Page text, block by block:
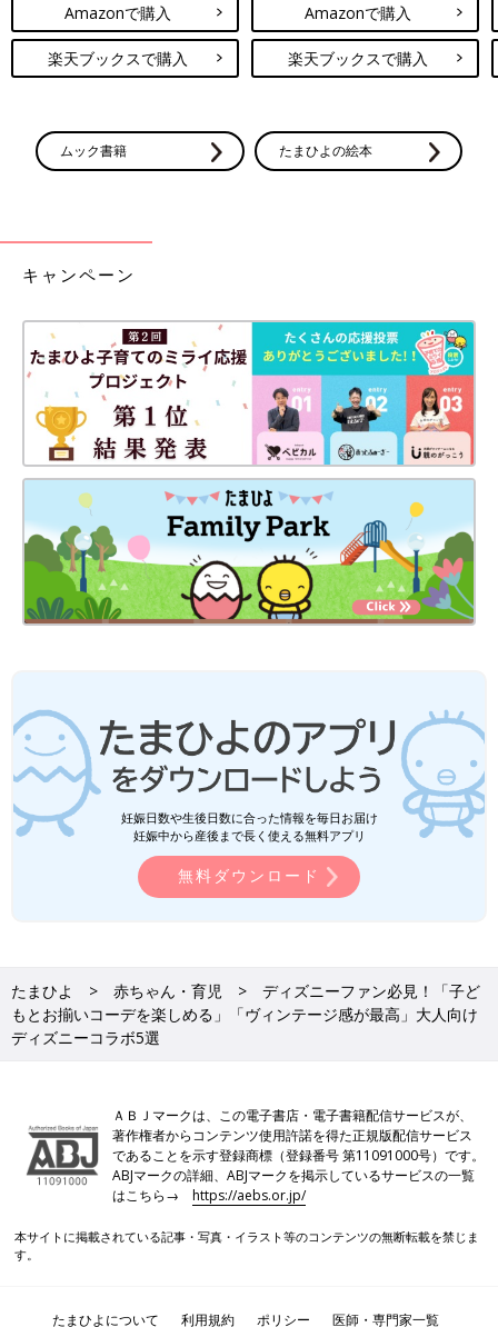
Amazonで購入
楽天ブックスで購入
Amazonで購入
楽天ブックスで購入
ムック書籍 たまひよの絵本
キャンペーン
妊娠日数や生後日数に合った情報を毎日お届け
妊娠中から産後まで長く使える無料アプリ
無料ダウンロード
たまひよ 赤ちゃん・育児
ディズニーファン必見！「子ど
もとお揃いコーデを楽しめる」「ヴィンテージ感が最高」大人向け
ディズニーコラボ5選
ＡＢＪマークは、この電子書店・電子書籍配信サービスが、
著作権者からコンテンツ使用許諾を得た正規版配信サービス
であることを示す登録商標（登録番号 第11091000号）です。
ABJマークの詳細、ABJマークを掲示しているサービスの一覧
はこちら→https://aebs.or.jp/
本サイトに掲載されている記事・写真・イラスト等のコンテンツの無断転載を禁じま
す。
たまひよについて 利用規約 ポリシー 医師・専門家一覧